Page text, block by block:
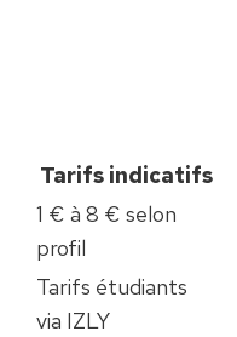
Tarifs indicatifs
1 € à 8 € selon
profil
Tarifs étudiants
via IZLY